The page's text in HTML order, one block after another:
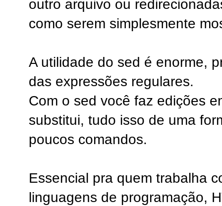
outro arquivo ou
como serem simplesmente
A utilidade do sed é enorme,
das expressões regulares.
Com o sed você faz edições
substitui, tudo isso de uma
poucos comandos.
Essencial pra quem trabalha
linguagens de programação,